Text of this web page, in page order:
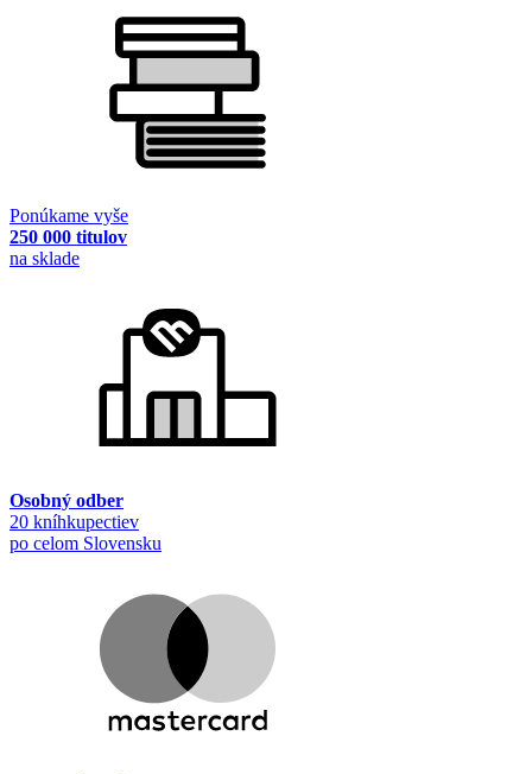
Ponúkame vyše
250 000 titulov
na sklade
Osobný odber
20 kníhkupectiev
po celom Slovensku